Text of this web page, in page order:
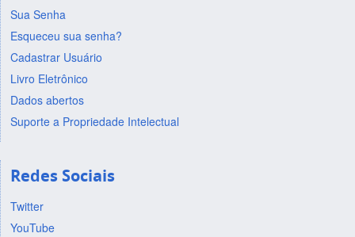
Sua Senha
Esqueceu sua senha?
Cadastrar Usuário
Livro Eletrônico
Dados abertos
Suporte a Propriedade Intelectual
Redes Sociais
Twitter
YouTube